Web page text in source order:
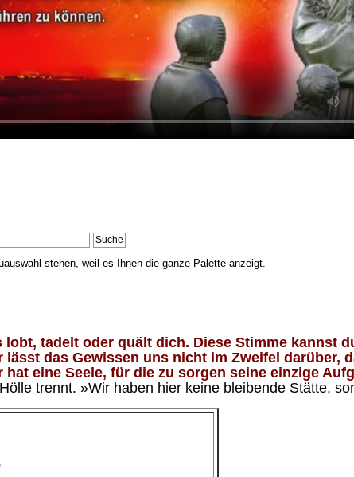
stehen, weil es Ihnen die ganze Palette anzeigt.
tadelt oder quält dich. Diese Stimme kannst
lässt das Gewissen uns nicht im Zweifel darüber,
eine Seele, für die zu sorgen seine einzige
trennt. »Wir haben hier keine bleibende Stätte,